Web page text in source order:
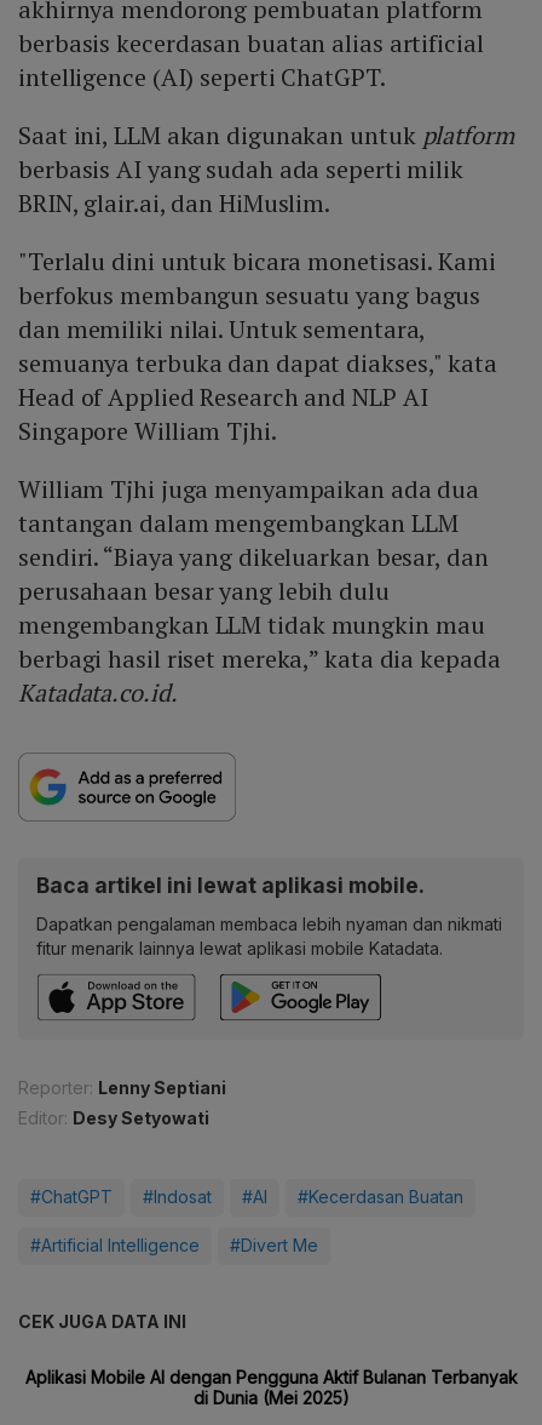
akhirnya mendorong pembuatan platform
berbasis kecerdasan buatan alias artificial
intelligence (AI) seperti ChatGPT.
Saat ini, LLM akan digunakan untuk platform
berbasis AI yang sudah ada seperti milik
BRIN, glair.ai, dan HiMuslim.
"Terlalu dini untuk bicara monetisasi. Kami
berfokus membangun sesuatu yang bagus
dan memiliki nilai. Untuk sementara,
semuanya terbuka dan dapat diakses," kata
Head of Applied Research and NLP AI
Singapore William Tjhi.
William Tjhi juga menyampaikan ada dua
tantangan dalam mengembangkan LLM
sendiri. “Biaya yang dikeluarkan besar, dan
perusahaan besar yang lebih dulu
mengembangkan LLM tidak mungkin mau
berbagi hasil riset mereka,” kata dia kepada
Katadata.co.id.
Baca artikel ini lewat aplikasi mobile.
Dapatkan pengalaman membaca lebih nyaman dan nikmati
fitur menarik lainnya lewat aplikasi mobile Katadata.
Reporter: Lenny Septiani
Editor: Desy Setyowati
#ChatGPT #Indosat #AI #Kecerdasan Buatan
#Artificial Intelligence #Divert Me
CEK JUGA DATA INI